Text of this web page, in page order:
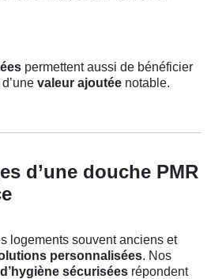
permettent aussi de bénéficier
valeur ajoutée notable.
d’une douche PMR
logements souvent anciens et
personnalisées. Nos
sécurisées répondent